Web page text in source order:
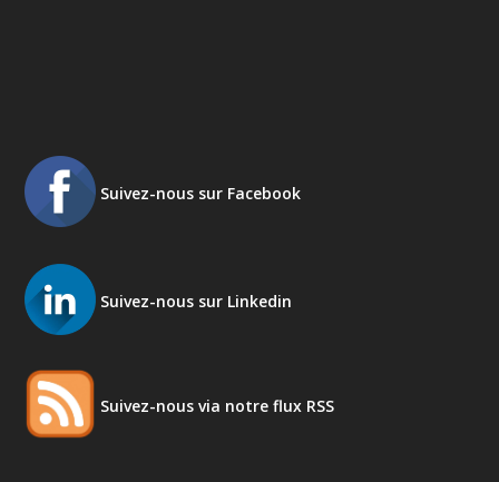
Suivez-nous sur Facebook
Suivez-nous sur Linkedin
Suivez-nous via notre flux RSS